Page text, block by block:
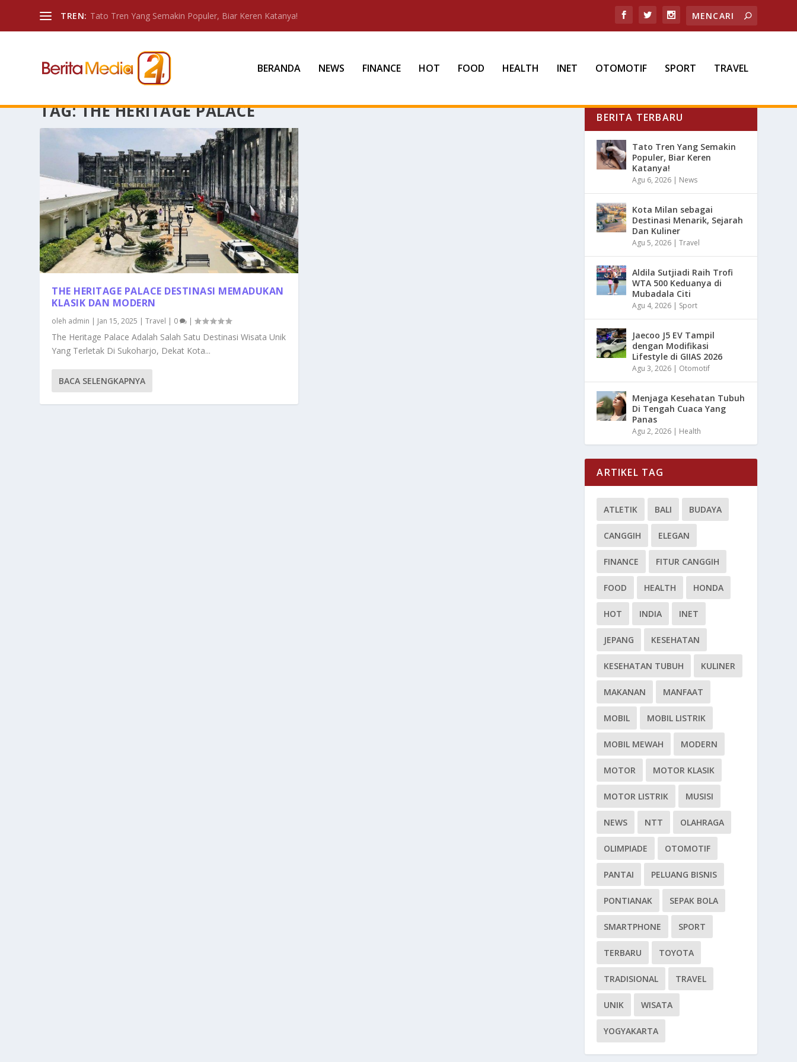
TREN: Tato Tren Yang Semakin Populer, Biar Keren Katanya!
BERANDA NEWS FINANCE HOT FOOD HEALTH INET OTOMOTIF SPORT TRAVEL
TAG:THE HERITAGE PALACE
THE HERITAGE PALACE DESTINASI MEMADUKAN
KLASIK DAN MODERN
oleh admin | Jan 15, 2025 |Travel | 0 |
The Heritage Palace Adalah Salah Satu Destinasi Wisata Unik
Yang Terletak Di Sukoharjo, Dekat Kota...
BACA SELENGKAPNYA
BERITA TERBARU
Tato Tren Yang Semakin
Populer, Biar Keren
Katanya!
Agu 6, 2026 | News
Kota Milan sebagai
Destinasi Menarik, Sejarah
Dan Kuliner
Agu 5, 2026 |Travel
Aldila Sutjiadi Raih Trofi
WTA 500 Keduanya di
Mubadala Citi
Agu 4, 2026 | Sport
Jaecoo J5 EV Tampil
dengan Modifikasi
Lifestyle di GIIAS 2026
Agu 3, 2026 | Otomotif
Menjaga Kesehatan Tubuh
Di Tengah Cuaca Yang
Panas
Agu 2, 2026 | Health
ARTIKEL TAG
ATLETIK BALI BUDAYA
CANGGIH ELEGAN
FINANCE FITUR CANGGIH
FOOD HEALTH HONDA
HOT INDIA INET
JEPANG KESEHATAN
KESEHATAN TUBUH KULINER
MAKANAN MANFAAT
MOBIL MOBIL LISTRIK
MOBIL MEWAH MODERN
MOTOR MOTOR KLASIK
MOTOR LISTRIK MUSISI
NEWS NTT OLAHRAGA
OLIMPIADE OTOMOTIF
PANTAI PELUANG BISNIS
PONTIANAK SEPAK BOLA
SMARTPHONE SPORT
TERBARU TOYOTA
TRADISIONAL TRAVEL
UNIK WISATA
YOGYAKARTA